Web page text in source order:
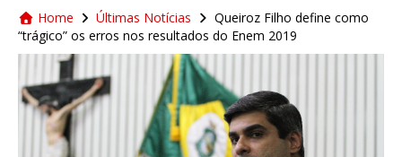
Home Últimas Notícias
Queiroz Filho define como
“trágico” os erros nos resultados do Enem 2019